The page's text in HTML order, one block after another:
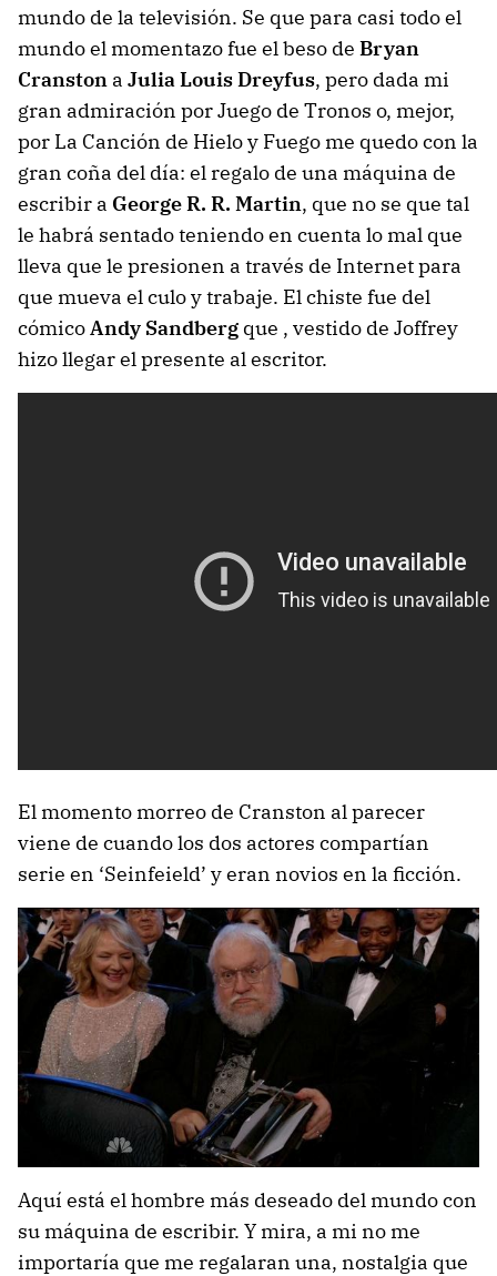
mundo de la televisión. Se que para casi todo el
mundo el momentazo fue el beso de Bryan
Cranston a Julia Louis Dreyfus, pero dada mi
gran admiración por Juego de Tronos o, mejor,
por La Canción de Hielo y Fuego me quedo con la
gran coña del día: el regalo de una máquina de
escribir a George R. R. Martin, que no se que tal
le habrá sentado teniendo en cuenta lo mal que
lleva que le presionen a través de Internet para
que mueva el culo y trabaje. El chiste fue del
cómicoAndy Sandberg que , vestido de Joffrey
hizo llegar el presente al escritor.
El momento morreo de Cranston al parecer
viene de cuando los dos actores compartían
serie en ‘Seinfeield’ y eran novios en la ficción.
Aquí está el hombre más deseado del mundo con
su máquina de escribir. Y mira, a mi no me
importaría que me regalaran una, nostalgia que